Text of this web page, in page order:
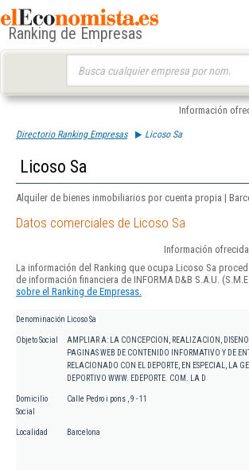
Ranking de Empresas
Información
Directorio Ranking Empresas Licoso Sa
Licoso Sa
Alquiler de bienes inmobiliarios por cuenta propia |
Datos comerciales de Licoso Sa
Información
La información del Ranking que ocupa Licoso Sa
de información financiera de INFORMA D&B S.A.U.
sobre el Ranking de Empresas.
Denominación Licoso Sa
Objeto Social
AMPLIAR A: LA CONCEPCION, REALIZACION,
PAGINAS WEB DE CONTENIDO INFORMATIVO Y DE
RELACIONADO CON EL DEPORTE, EN ESPECIAL, LA
DEPORTIVO WWW. EDEPORTE. COM. LA D
Domicilio
Social
Calle Pedro i pons , 9 - 11
Localidad Barcelona